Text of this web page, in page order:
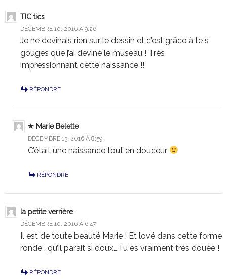
TIC tics
DÉCEMBRE 10, 2016 À 9:26
Je ne devinais rien sur le dessin et c’est grâce à te s
gouges que j’ai deviné le museau ! Très
impressionnant cette naissance !!
RÉPONDRE
Marie Belette
DÉCEMBRE 13, 2016 À 8:59
C’était une naissance tout en douceur
RÉPONDRE
la petite verrière
DÉCEMBRE 10, 2016 À 6:47
Il est de toute beauté Marie ! Et lové dans cette forme
ronde , qu’il parait si doux….Tu es vraiment très douée !
RÉPONDRE